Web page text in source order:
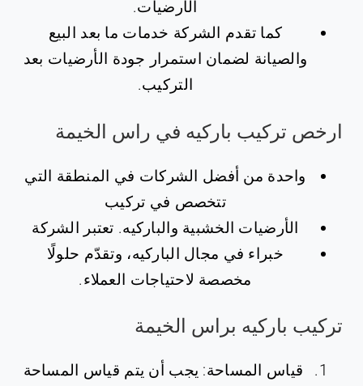
الأرضيات.
كما تقدم الشركة خدمات ما بعد البيع
والصيانة لضمان استمرار جودة الأرضيات بعد
التركيب.
ارخص تركيب باركيه في راس الخيمة
واحدة من أفضل الشركات في المنطقة التي
تتخصص في تركيب
الأرضيات الخشبية والباركيه. تعتبر الشركة
خبراء في مجال الباركيه، وتقدّم حلولًا
مخصصة لاحتياجات العملاء.
تركيب باركيه براس الخيمة
قياس المساحة: يجب أن يتم قياس المساحة